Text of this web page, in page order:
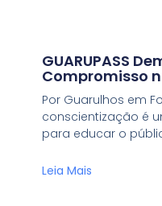
GUARUPASS
Compromisso
em Saúde com
Campanhas
Agosto Laranja.
Por Guarulhos em
conscientização é
para educar o
Leia Mais